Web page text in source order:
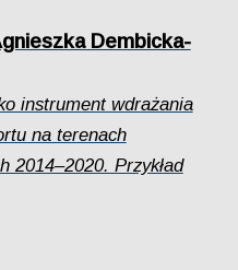
Dembicka-
instrument wdrażania
na terenach
2014–2020. Przykład